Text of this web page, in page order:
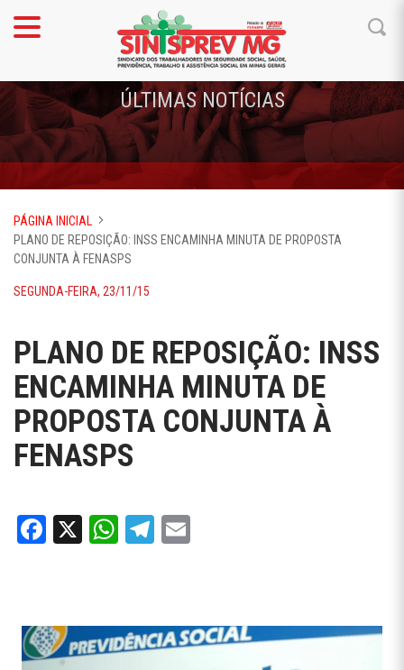
ÚLTIMAS NOTÍCIAS
PÁGINA INICIAL
PLANO DE REPOSIÇÃO: INSS ENCAMINHA MINUTA DE PROPOSTA
CONJUNTA À FENASPS
SEGUNDA-FEIRA, 23/11/15
PLANO DE REPOSIÇÃO: INSS
ENCAMINHA MINUTA DE
PROPOSTA CONJUNTA À
FENASPS
Facebook
X WhatsApp
Telegram